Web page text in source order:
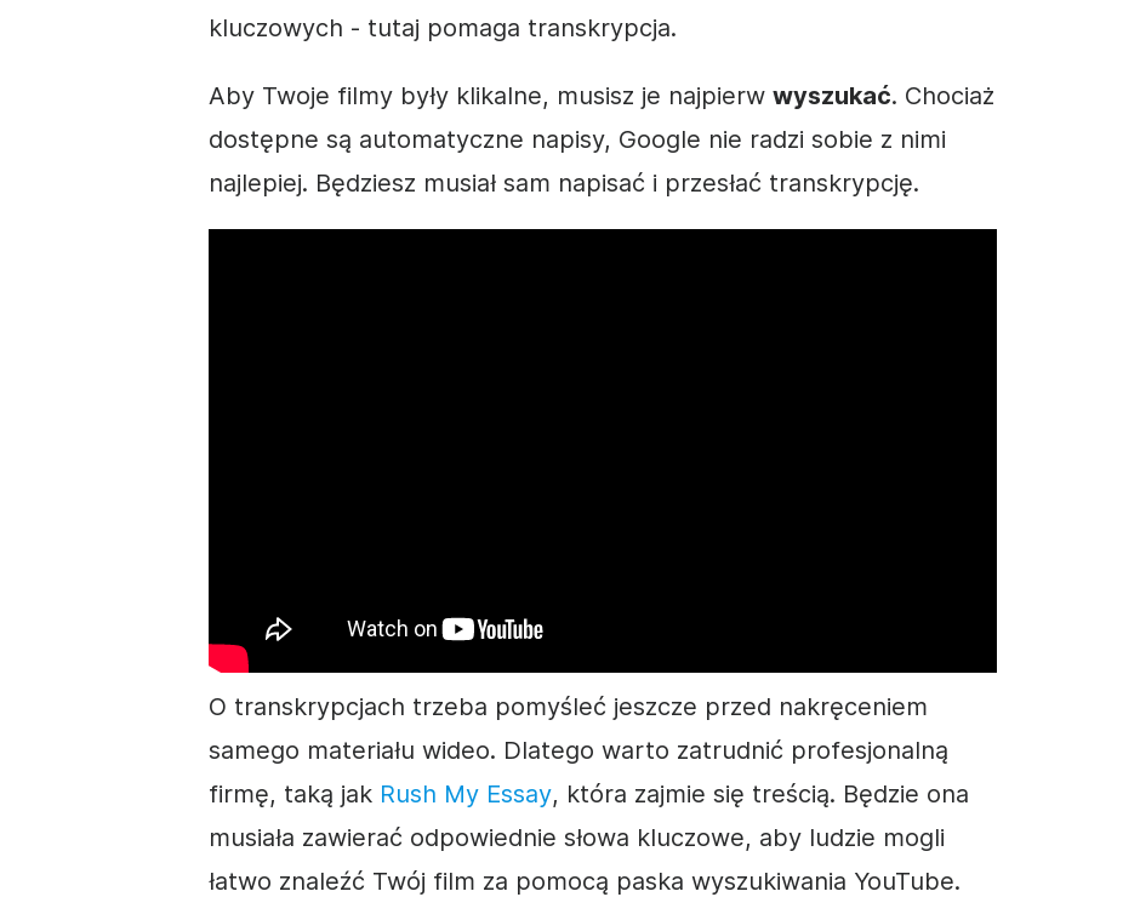
kluczowych - tutaj pomaga transkrypcja.
Aby Twoje filmy były klikalne, musisz je najpierw wyszukać. Chociaż
dostępne są automatyczne napisy, Google nie radzi sobie z nimi
najlepiej. Będziesz musiał sam napisać i przesłać transkrypcję.
O transkrypcjach trzeba pomyśleć jeszcze przed nakręceniem
samego materiału wideo. Dlatego warto zatrudnić profesjonalną
firmę, taką jak Rush My Essay, która zajmie się treścią. Będzie ona
musiała zawierać odpowiednie słowa kluczowe, aby ludzie mogli
łatwo znaleźć Twój film za pomocą paska wyszukiwania YouTube.